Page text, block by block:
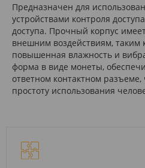
Предназначен для
устройствами контроля
доступа. Прочный корпус
внешним воздействиям, таким
повышенная влажность и
форма в виде монеты,
ответном контактном разъеме,
простоту использования